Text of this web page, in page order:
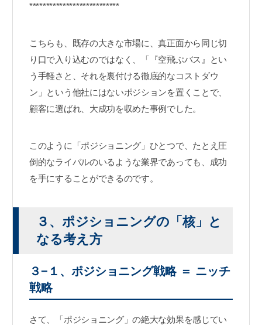
***************************
こちらも、既存の大きな市場に、真正面から同じ切
り口で入り込むのではなく、「『空飛ぶバス』とい
う手軽さと、それを裏付ける徹底的なコストダウ
ン」という他社にはないポジションを置くことで、
顧客に選ばれ、大成功を収めた事例でした。
このように「ポジショニング」ひとつで、たとえ圧
倒的なライバルのいるような業界であっても、成功
を手にすることができるのです。
３、ポジショニングの「核」と
なる考え方
３−１、ポジショニング戦略 ＝ ニッチ
戦略
さて、「ポジショニング」の絶大な効果を感じてい